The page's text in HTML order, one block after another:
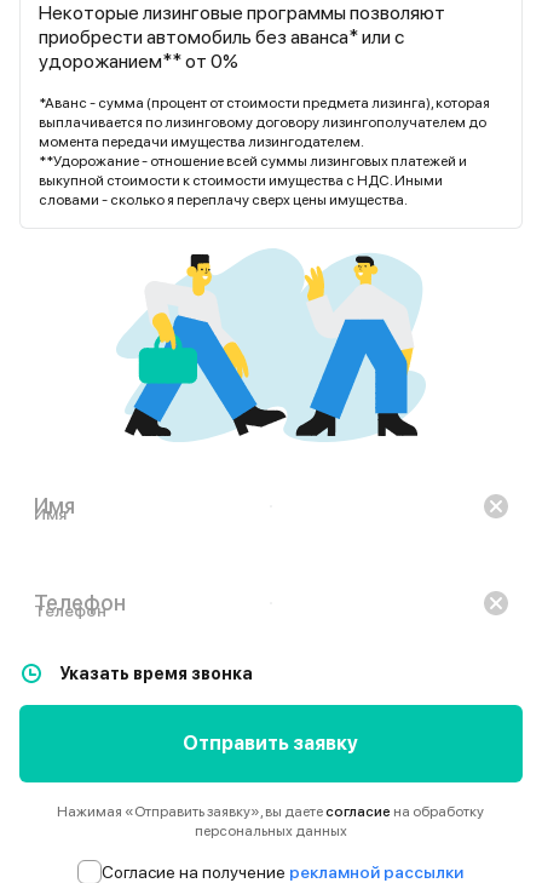
Некоторые лизинговые программы позволяют
приобрести автомобиль без аванса* или с
удорожанием** от 0%
*Аванс - сумма (процент от стоимости предмета лизинга), которая
выплачивается по лизинговому договору лизингополучателем до
момента передачи имущества лизингодателем.
**Удорожание - отношение всей суммы лизинговых платежей и
выкупной стоимости к стоимости имущества с НДС. Иными
словами - сколько я переплачу сверх цены имущества.
Имя
Телефон
Указать время звонка
Отправить заявку
Нажимая «Отправить заявку», вы даетесогласие на обработку
персональных данных
Согласие на получение рекламной рассылки